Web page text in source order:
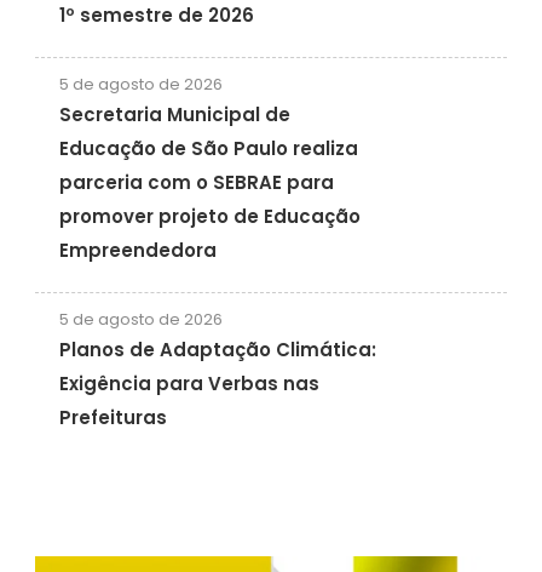
1º semestre de 2026
5 de agosto de 2026
Secretaria Municipal de
Educação de São Paulo realiza
parceria com o SEBRAE para
promover projeto de Educação
Empreendedora
5 de agosto de 2026
Planos de Adaptação Climática:
Exigência para Verbas nas
Prefeituras